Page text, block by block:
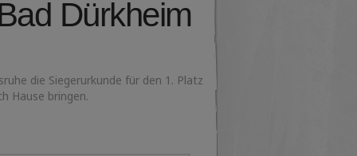
Dürkheim
die Siegerurkunde für den 1. Platz
Hause bringen.